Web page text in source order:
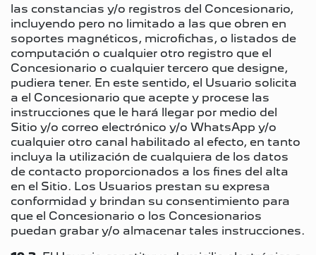
las constancias y/o registros del Concesionario,
incluyendo pero no limitado a las que obren en
soportes magnéticos, microfichas, o listados de
computación o cualquier otro registro que el
Concesionario o cualquier tercero que designe,
pudiera tener. En este sentido, el Usuario solicita
a el Concesionario que acepte y procese las
instrucciones que le hará llegar por medio del
Sitio y/o correo electrónico y/o WhatsApp y/o
cualquier otro canal habilitado al efecto, en tanto
incluya la utilización de cualquiera de los datos
de contacto proporcionados a los fines del alta
en el Sitio. Los Usuarios prestan su expresa
conformidad y brindan su consentimiento para
que el Concesionario o los Concesionarios
puedan grabar y/o almacenar tales instrucciones.